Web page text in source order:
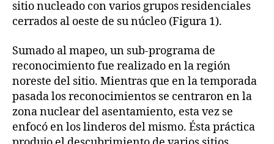
sitio nucleado con varios grupos residenciales
cerrados al oeste de su núcleo (Figura 1).
Sumado al mapeo, un sub-programa de
reconocimiento fue realizado en la región
noreste del sitio. Mientras que en la temporada
pasada los reconocimientos se centraron en la
zona nuclear del asentamiento, esta vez se
enfocó en los linderos del mismo. Ésta práctica